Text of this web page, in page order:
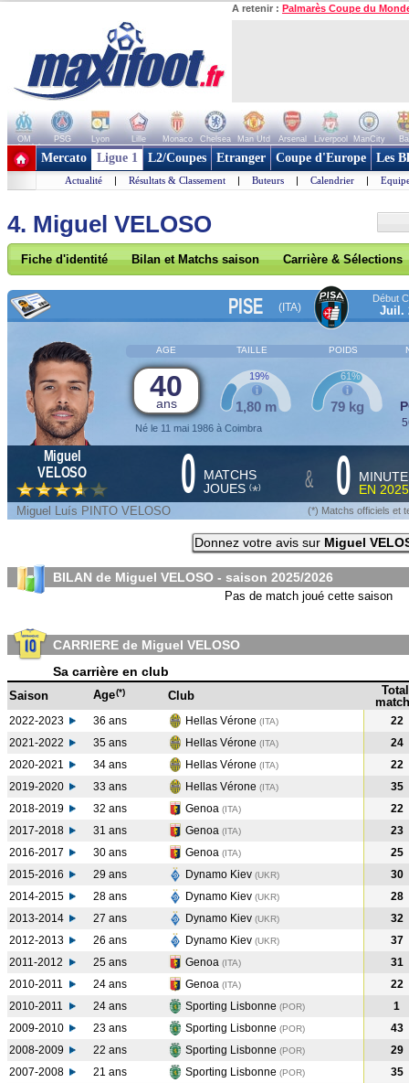
A retenir : Palmarès Coupe du
OM PSG Lyon Lille Monaco Chelsea Man Utd Arsenal Liverpool ManCity
+ de clubs
Mercato Ligue 1 L2/Coupes Etranger Coupe d'Europe Les
Actualité | Résultats & Classement | Buteurs | Calendrier |
4. Miguel VELOSO
Fiche d'identité Bilan et Matchs saison Carrière & Sélections
PISE (ITA)
Début
Juil.
AGE TAILLE POIDS
40
ans
Né le 11 mai 1986 à Coimbra
1,80 m
19%
79 kg
61%
Miguel
VELOSO
0 MATCHS
JOUES (*) & 0
EN
Miguel Luís PINTO VELOSO (*) Matchs officiels et
Donnez votre avis sur Miguel
BILAN de Miguel VELOSO - saison 2025/2026
Pas de match joué cette saison
CARRIERE de Miguel VELOSO
Sa carrière en club
Saison Age(*) Club
Total
2022-2023 36 ans Hellas Vérone (ITA)
22
2021-2022
35 ans Hellas Vérone (ITA)
24
2020-2021
34 ans Hellas Vérone (ITA)
22
2019-2020
33 ans Hellas Vérone (ITA)
35
2018-2019
32 ans Genoa (ITA)
22
2017-2018
31 ans Genoa (ITA)
23
2016-2017
30 ans Genoa (ITA)
25
2015-2016
29 ans Dynamo Kiev (UKR)
30
2014-2015
28 ans Dynamo Kiev (UKR)
28
2013-2014
27 ans Dynamo Kiev (UKR)
32
2012-2013
26 ans Dynamo Kiev (UKR)
37
2011-2012
25 ans Genoa (ITA)
31
2010-2011
24 ans Genoa (ITA)
22
2010-2011
24 ans Sporting Lisbonne (POR)
1
2009-2010
23 ans Sporting Lisbonne (POR)
43
2008-2009
22 ans Sporting Lisbonne (POR)
29
2007-2008
21 ans Sporting Lisbonne (POR)
35